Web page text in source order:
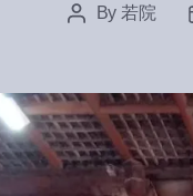
PostBy 若院